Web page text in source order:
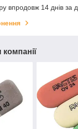
впродовж 14 днів за
компанії